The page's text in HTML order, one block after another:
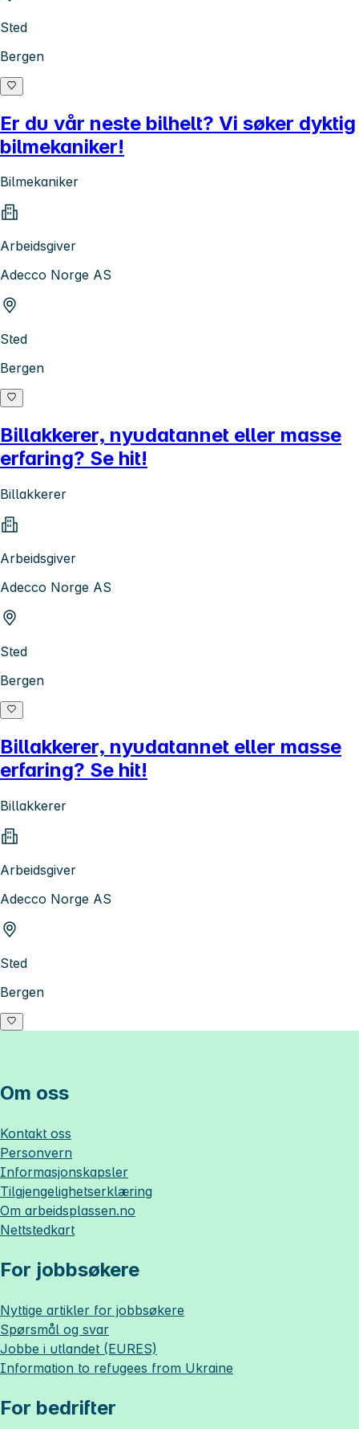
Sted
Bergen
Er du vår neste bilhelt? Vi søker dyktig
bilmekaniker!
Bilmekaniker
Arbeidsgiver
Adecco Norge AS
Sted
Bergen
Billakkerer, nyudatannet eller masse
erfaring? Se hit!
Billakkerer
Arbeidsgiver
Adecco Norge AS
Sted
Bergen
Billakkerer, nyudatannet eller masse
erfaring? Se hit!
Billakkerer
Arbeidsgiver
Adecco Norge AS
Sted
Bergen
Om oss
Kontakt oss
Personvern
Informasjonskapsler
Tilgjengelighetserklæring
Om arbeidsplassen.no
Nettstedkart
For jobbsøkere
Nyttige artikler for jobbsøkere
Spørsmål og svar
Jobbe i utlandet (EURES)
Information to refugees from Ukraine
For bedrifter